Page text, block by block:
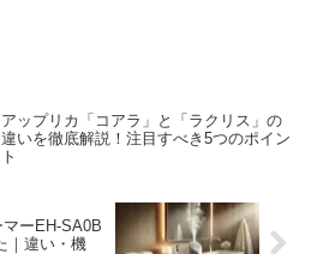
アップリカ「コアラ」と「ラクリス」の
違いを徹底解説！注目すべき5つのポイン
ト
ーEH-SA0B
｜違い・機